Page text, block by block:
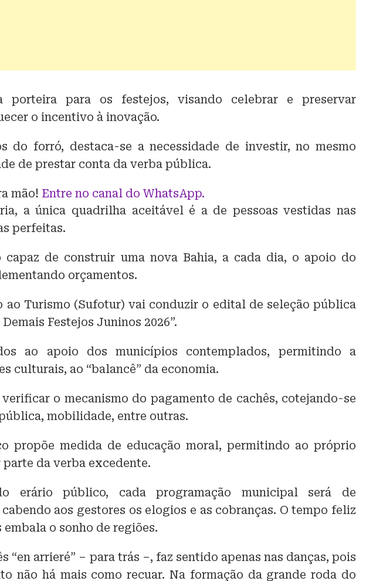
porteira para os festejos, visando celebrar e preservar
o incentivo à inovação.
do forró, destaca-se a necessidade de investir, no mesmo
de prestar conta da verba pública.
mão! Entre no canal do WhatsApp.
a única quadrilha aceitável é a de pessoas vestidas nas
perfeitas.
capaz de construir uma nova Bahia, a cada dia, o apoio do
orçamentos.
ao Turismo (Sufotur) vai conduzir o edital de seleção pública
Festejos Juninos 2026”.
ao apoio dos municípios contemplados, permitindo a
culturais, ao “balancê” da economia.
o mecanismo do pagamento de cachês, cotejando-se
mobilidade, entre outras.
propõe medida de educação moral, permitindo ao próprio
da verba excedente.
erário público, cada programação municipal será de
aos gestores os elogios e as cobranças. O tempo feliz
o sonho de regiões.
“en arrieré” – para trás –, faz sentido apenas nas danças, pois
não há mais como recuar. Na formação da grande roda do